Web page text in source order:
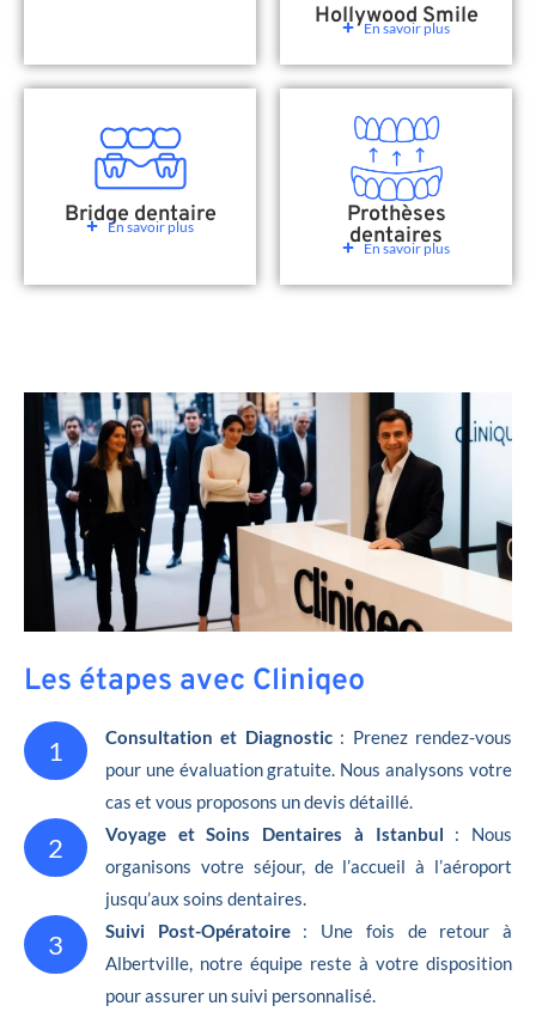
Hollywood Smile
En savoir plus
Bridge dentaire
En savoir plus Prothèses
dentaires
En savoir plus
Les étapes avec Cliniqeo
1 Consultation et Diagnostic: Prenez rendez-vous
pour une évaluation gratuite. Nous analysons votre
cas et vous proposons un devis détaillé.
2 Voyage et Soins Dentaires à Istanbul : Nous
organisons votre séjour, de l’accueil à l’aéroport
jusqu’aux soins dentaires.
3 Suivi Post-Opératoire : Une fois de retour à
Albertville, notre équipe reste à votre disposition
pour assurer un suivi personnalisé.